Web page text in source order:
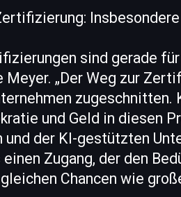
sind gerade
Meyer. „Der Weg zur
und Geld in diesen
und der KI-gestützten
einen Zugang, der den
Chancen wie